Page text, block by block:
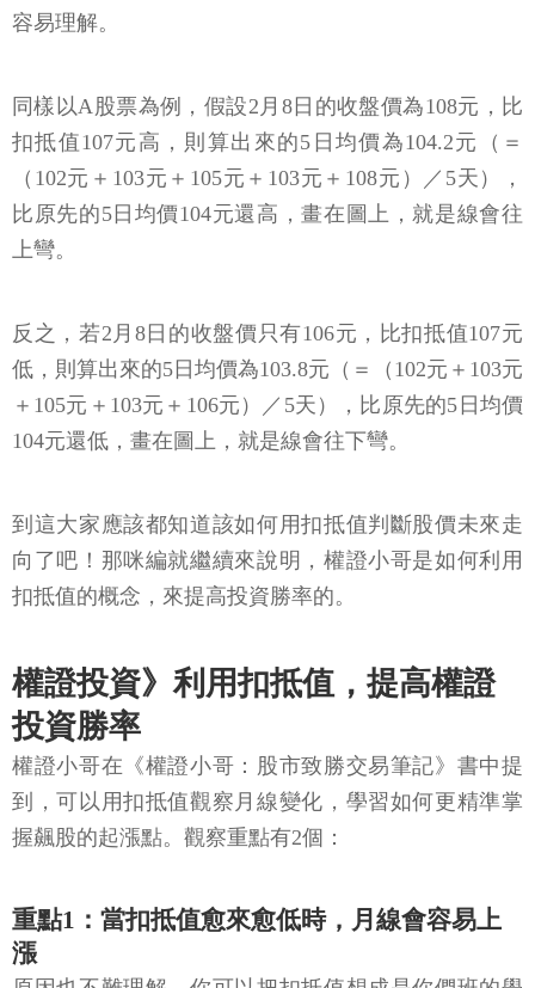
容易理解。
同樣以A股票為例，假設2月8日的收盤價為108元，比
扣抵值107元高，則算出來的5日均價為104.2元（＝
（102元＋103元＋105元＋103元＋108元）／5天），
比原先的5日均價104元還高，畫在圖上，就是線會往
上彎。
反之，若2月8日的收盤價只有106元，比扣抵值107元
低，則算出來的5日均價為103.8元（＝（102元＋103元
＋105元＋103元＋106元）／5天），比原先的5日均價
104元還低，畫在圖上，就是線會往下彎。
到這大家應該都知道該如何用扣抵值判斷股價未來走
向了吧！那咪編就繼續來說明，權證小哥是如何利用
扣抵值的概念，來提高投資勝率的。
權證投資》利用扣抵值，提高權證
投資勝率
權證小哥在《權證小哥：股市致勝交易筆記》書中提
到，可以用扣抵值觀察月線變化，學習如何更精準掌
握飆股的起漲點。觀察重點有2個：
重點1：當扣抵值愈來愈低時，月線會容易上
漲